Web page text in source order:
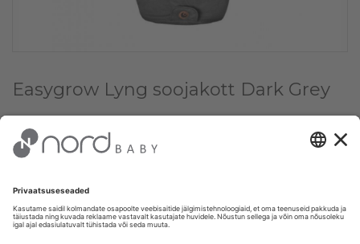
Easygrow Lyng soojakott Dark Grey
✔
Vali kogus: